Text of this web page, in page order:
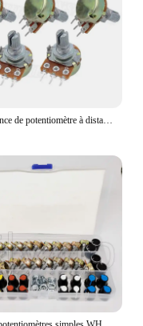
Résistance de potentiomètre à distance conique linéaire, 3 broches, 15mm, 1K, 2K, 5K, 10K, 20K, 50K, 100K, 250K, 500KΩ, 1M Ohm, B1K, B2K, B5K, B10K, 5 pièces, uno, WH148